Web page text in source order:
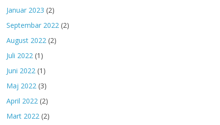
Januar 2023 (2)
Septembar 2022 (2)
August 2022 (2)
Juli 2022 (1)
Juni 2022 (1)
Maj 2022 (3)
April 2022 (2)
Mart 2022 (2)